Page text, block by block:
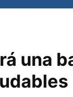
una